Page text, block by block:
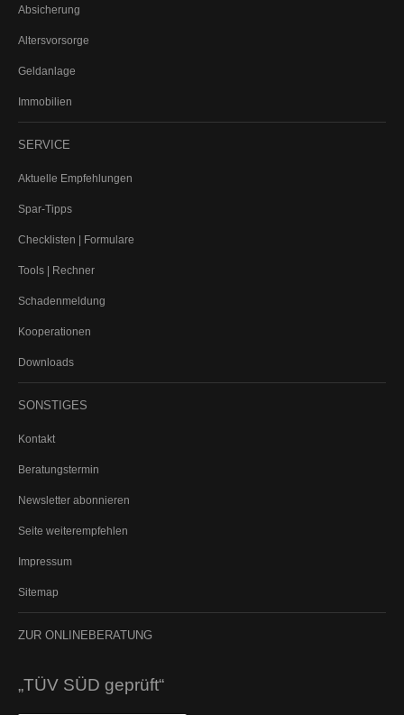
Wohnmobil
Wohnwagen
Pferdehalterhaftpflicht
Bootsversicherung
Veranstaltungshaftpflicht
GEWERBE-SACHVERSICHERUNGEN
Elektronikversicherung
Rechtsschutz für Firmen
Kautionsversicherung
PKW (gewerbliche Nutzung)
LKW
ALTERSVORSORGE
PRIVATE ALTERSVORSORGE
Basisrente (Rürup)
Direktversicherung
Absicherung
Altersvorsorge
Geldanlage
Immobilien
SERVICE
Aktuelle Empfehlungen
Spar-Tipps
Checklisten | Formulare
Tools | Rechner
Schadenmeldung
Kooperationen
Downloads
SONSTIGES
Kontakt
Beratungstermin
Newsletter abonnieren
Seite weiterempfehlen
Impressum
Sitemap
ZUR ONLINEBERATUNG
„TÜV SÜD geprüft“